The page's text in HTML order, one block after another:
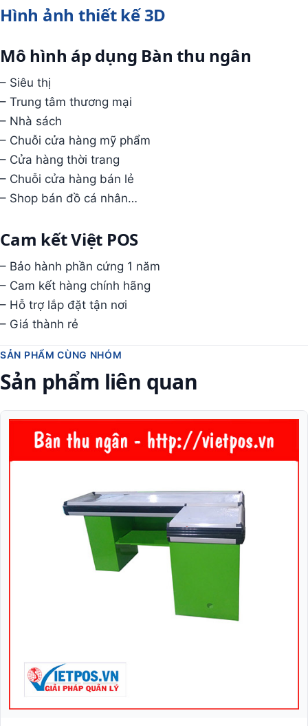
Hình ảnh thiết kế 3D
Mô hình áp dụng Bàn thu ngân
– Siêu thị
– Trung tâm thương mại
– Nhà sách
– Chuỗi cửa hàng mỹ phẩm
– Cửa hàng thời trang
– Chuỗi cửa hàng bán lẻ
– Shop bán đồ cá nhân…
Cam kết Việt POS
– Bảo hành phần cứng 1 năm
– Cam kết hàng chính hãng
– Hỗ trợ lắp đặt tận nơi
– Giá thành rẻ
SẢN PHẨM CÙNG NHÓM
Sản phẩm liên quan